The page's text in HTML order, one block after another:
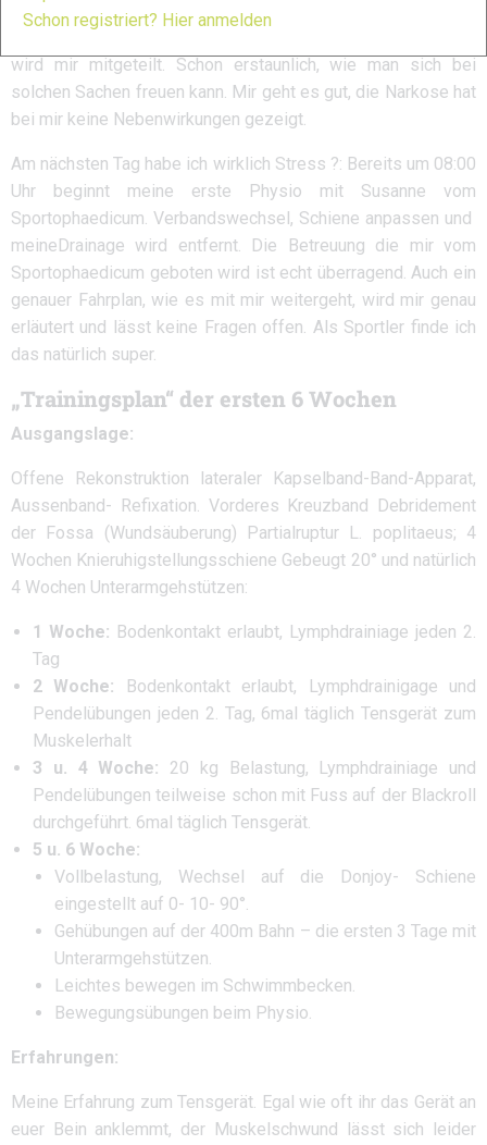
nicht lange warten muss. Alles geht echt schnell, bis ich
wird mir mitgeteilt. Schon erstaunlich, wie man sich bei
solchen Sachen freuen kann. Mir geht es gut, die Narkose hat
bei mir keine Nebenwirkungen gezeigt.
Am nächsten Tag habe ich wirklich Stress ?: Bereits um 08:00
Uhr beginnt meine erste Physio mit Susanne vom
Sportophaedicum. Verbandswechsel, Schiene anpassen und
meineDrainage wird entfernt. Die Betreuung die mir vom
Sportophaedicum geboten wird ist echt überragend. Auch ein
genauer Fahrplan, wie es mit mir weitergeht, wird mir genau
erläutert und lässt keine Fragen offen. Als Sportler finde ich
das natürlich super.
„Trainingsplan“ der ersten 6 Wochen
Ausgangslage:
Offene Rekonstruktion lateraler Kapselband-Band-Apparat,
Aussenband- Refixation. Vorderes Kreuzband Debridement
der Fossa (Wundsäuberung) Partialruptur L. poplitaeus; 4
Wochen Knieruhigstellungsschiene Gebeugt 20° und natürlich
4 Wochen Unterarmgehstützen:
1 Woche: Bodenkontakt erlaubt, Lymphdrainiage jeden 2.
Tag
2 Woche: Bodenkontakt erlaubt, Lymphdrainigage und
Pendelübungen jeden 2. Tag, 6mal täglich Tensgerät zum
Muskelerhalt
3 u. 4 Woche: 20 kg Belastung, Lymphdrainiage und
Pendelübungen teilweise schon mit Fuss auf der Blackroll
durchgeführt. 6mal täglich Tensgerät.
5 u. 6 Woche:
Vollbelastung, Wechsel auf die Donjoy- Schiene
eingestellt auf 0- 10- 90°.
Gehübungen auf der 400m Bahn – die ersten 3 Tage mit
Unterarmgehstützen.
Leichtes bewegen im Schwimmbecken.
Bewegungsübungen beim Physio.
Erfahrungen:
Meine Erfahrung zum Tensgerät. Egal wie oft ihr das Gerät an
euer Bein anklemmt, der Muskelschwund lässt sich leider
Schon registriert? Hier anmelden